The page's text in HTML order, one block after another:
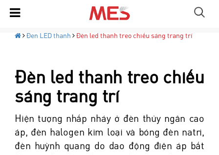
Đen LED thanh Đèn led thanh treo chiếu sáng trang trí
Đèn led thanh treo chiếu
sáng trang trí
Hiện tượng nhấp nháy ở đèn thủy ngân cao
áp, đèn halogen kim loại và bóng đèn natri,
đèn huỳnh quang do dao động điện áp bất